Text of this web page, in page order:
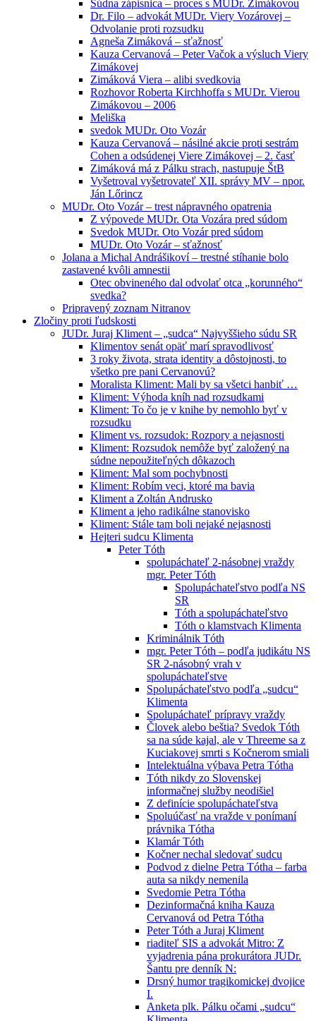
Súdna zápisnica – proces s MUDr. Zimákovou
Dr. Filo – advokát MUDr. Viery Vozárovej –
Odvolanie proti rozsudku
Agneša Zimáková – sťažnosť
Kauza Cervanová – Peter Vačok a výsluch Viery
Zimákovej
Zimáková Viera – alibi svedkovia
Rozhovor Roberta Kirchhoffa s MUDr. Vierou
Zimákovou – 2006
Meliška
svedok MUDr. Oto Vozár
Kauza Cervanová – násilné akcie proti sestrám
Cohen a odsúdenej Viere Zimákovej – 2. časť
Zimáková má z Pálku strach, nastupuje ŠtB
Vyšetroval vyšetrovateľ XII. správy MV – npor.
Ján Lőrincz
MUDr. Oto Vozár – trest nápravného opatrenia
Z výpovede MUDr. Ota Vozára pred súdom
Svedok MUDr. Oto Vozár pred súdom
MUDr. Oto Vozár – sťažnosť
Jolana a Michal Andrášikoví – trestné stíhanie bolo
zastavené kvôli amnestii
Otec obvineného dal odvolať otca „korunného“
svedka?
Pripravený zoznam Nitranov
Zločiny proti ľudskosti
JUDr. Juraj Kliment – „sudca“ Najvyššieho súdu SR
Klimentov senát opäť marí spravodlivosť
3 roky života, strata identity a dôstojnosti, to
všetko pre pani Cervanovú?
Moralista Kliment: Mali by sa všetci hanbiť …
Kliment: Výhoda kníh nad rozsudkami
Kliment: To čo je v knihe by nemohlo byť v
rozsudku
Kliment vs. rozsudok: Rozpory a nejasnosti
Kliment: Rozsudok nemôže byť založený na
súdne nepoužiteľných dôkazoch
Kliment: Mal som pochybnosti
Kliment: Robím veci, ktoré ma bavia
Kliment a Zoltán Andrusko
Kliment a jeho radikálne stanovisko
Kliment: Stále tam boli nejaké nejasnosti
Hejteri sudcu Klimenta
Peter Tóth
spolupáchateľ 2-násobnej vraždy
mgr. Peter Tóth
Spolupáchateľstvo podľa NS
SR
Tóth a spolupáchateľstvo
Tóth o klamstvach Klimenta
Kriminálnik Tóth
mgr. Peter Tóth – podľa judikátu NS
SR 2-násobný vrah v
spolupáchateľstve
Spolupáchateľstvo podľa „sudcu“
Klimenta
Spolupáchateľ prípravy vraždy
Človek alebo beštia? Svedok Tóth
sa na súde kajal, ale v Threeme sa z
Kuciakovej smrti s Kočnerom smiali
Intelektuálna výbava Petra Tótha
Tóth nikdy zo Slovenskej
informačnej služby neodišiel
Z definície spolupáchateľstva
Spoluúčasť na vražde v ponímaní
právnika Tótha
Klamár Tóth
Kočner nechal sledovať sudcu
Podvod z dielne Petra Tótha – farba
auta sa nikdy nemenila
Svedomie Petra Tótha
Dezinformačná kniha Kauza
Cervanová od Petra Tótha
Peter Tóth a Juraj Kliment
riaditeľ SIS a advokát Mitro: Z
vyjadrenia pána prokurátora JUDr.
Šantu pre denník N:
Drsný humor tragikomickej dvojice
I.
Anketa plk. Pálku očami „sudcu“